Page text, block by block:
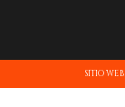
SITIO